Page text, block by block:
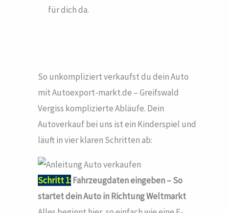
für dich da.
So unkompliziert verkaufst du dein Auto
mit Autoexport-markt.de – Greifswald
Vergiss komplizierte Abläufe. Dein
Autoverkauf bei uns ist ein Kinderspiel und
läuft in vier klaren Schritten ab:
Schritt 1:Fahrzeugdaten eingeben – So
startet dein Auto in Richtung Weltmarkt